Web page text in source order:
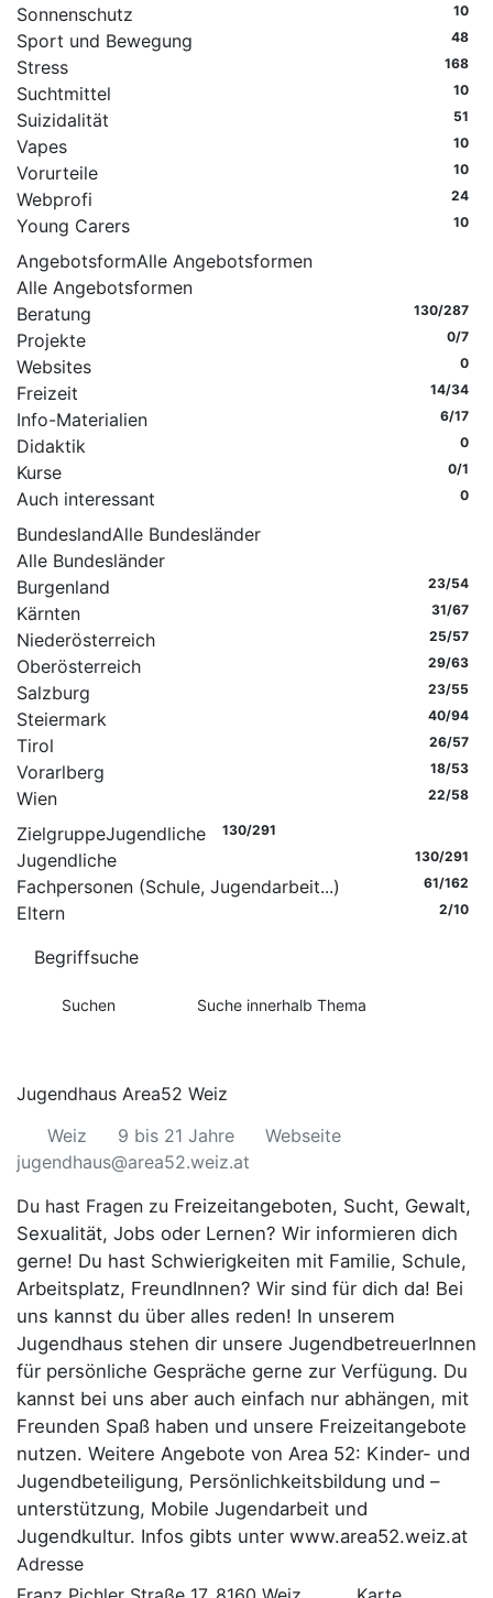
Sonnenschutz 10
Sport und Bewegung 48
Stress 168
Suchtmittel 10
Suizidalität 51
Vapes 10
Vorurteile 10
Webprofi 24
Young Carers 10
AngebotsformAlle Angebotsformen
Alle Angebotsformen
Beratung
130/287
Projekte 0/7
Websites 0
Freizeit 14/34
Info-Materialien 6/17
Didaktik 0
Kurse 0/1
Auch interessant 0
BundeslandAlle Bundesländer
Alle Bundesländer
Burgenland
23/54
Kärnten 31/67
Niederösterreich 25/57
Oberösterreich 29/63
Salzburg 23/55
Steiermark 40/94
Tirol 26/57
Vorarlberg 18/53
Wien 22/58
ZielgruppeJugendliche 130/291
Jugendliche 130/291
Fachpersonen (Schule, Jugendarbeit...) 61/162
Eltern 2/10
Begriffsuche
Jugendhaus Area52 Weiz
Weiz
9 bis 21 Jahre
Webseite
jugendhaus@area52.weiz.at
Du hast Fragen zu Freizeitangeboten, Sucht, Gewalt,
Sexualität, Jobs oder Lernen? Wir informieren dich
gerne! Du hast Schwierigkeiten mit Familie, Schule,
Arbeitsplatz, FreundInnen? Wir sind für dich da! Bei
uns kannst du über alles reden! In unserem
Jugendhaus stehen dir unsere JugendbetreuerInnen
für persönliche Gespräche gerne zur Verfügung. Du
kannst bei uns aber auch einfach nur abhängen, mit
Freunden Spaß haben und unsere Freizeitangebote
nutzen. Weitere Angebote von Area 52: Kinder- und
Jugendbeteiligung, Persönlichkeitsbildung und –
unterstützung, Mobile Jugendarbeit und
Jugendkultur. Infos gibts unter www.area52.weiz.at
Adresse